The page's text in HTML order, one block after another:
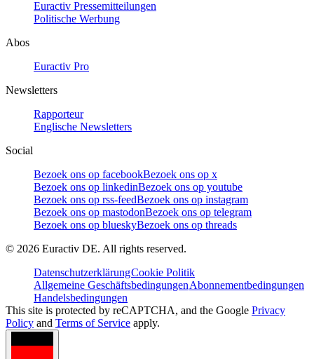
Euractiv Pressemitteilungen
Politische Werbung
Abos
Euractiv Pro
Newsletters
Rapporteur
Englische Newsletters
Social
Bezoek ons op facebookBezoek ons op x
Bezoek ons op linkedinBezoek ons op youtube
Bezoek ons op rss-feedBezoek ons op instagram
Bezoek ons op mastodonBezoek ons op telegram
Bezoek ons op blueskyBezoek ons op threads
© 2026 Euractiv DE. All rights reserved.
DatenschutzerklärungCookie Politik
Allgemeine GeschäftsbedingungenAbonnementbedingungen
Handelsbedingungen
This site is protected by reCAPTCHA, and the Google Privacy
Policy and Terms of Service apply.